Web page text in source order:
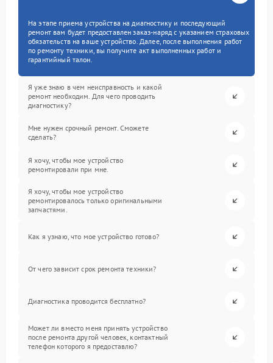
На этапе приема устройства на диагностику и последующий
ремонт вам будет предоставлен заказ-наряд с указанием страховых
обязательств на ваше устройство. Далее, после выполнения работ
по ремонту техники, вы получите акт выполненных работ и
гарантийный талон.
Я уже знаю в чем неисправность и какой
ремонт необходим. Для чего проводить
диагностику?
Мне нужен срочный ремонт. Сможете
сделать?
Я хочу, чтобы мое устройство
ремонтировали при мне.
Я хочу, чтобы мое устройство
ремонтировалось только оригинальными
запчастями.
Как я узнаю, что мое устройство готово?
От чего зависит срок ремонта техники?
Диагностика проводится бесплатно?
Может ли вместо меня принять устройство
после ремонта другой человек, контактный
телефон которого я предоставлю?